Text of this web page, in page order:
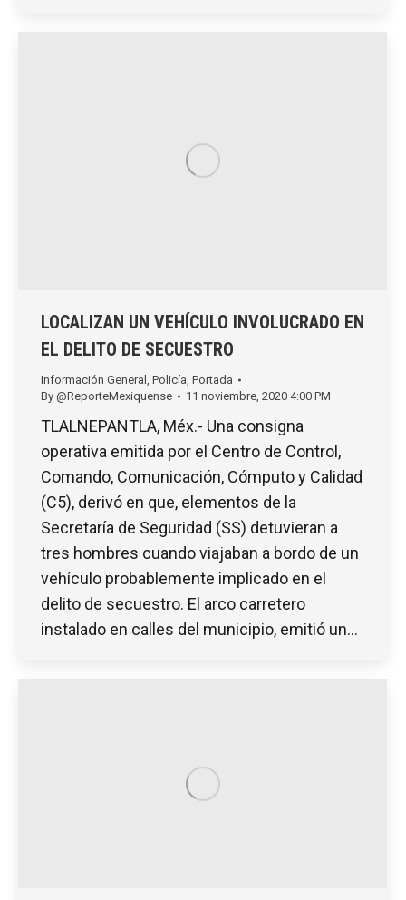
LOCALIZAN UN VEHÍCULO INVOLUCRADO EN
EL DELITO DE SECUESTRO
Información General , Policía, Portada
By @ReporteMexiquense 11 noviembre, 2020 4:00 PM
TLALNEPANTLA, Méx.- Una consigna
operativa emitida por el Centro de Control,
Comando, Comunicación, Cómputo y Calidad
(C5), derivó en que, elementos de la
Secretaría de Seguridad (SS) detuvieran a
tres hombres cuando viajaban a bordo de un
vehículo probablemente implicado en el
delito de secuestro. El arco carretero
instalado en calles del municipio, emitió un…